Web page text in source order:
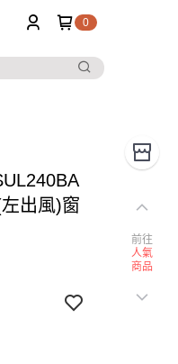
0
出風)窗
前往
人氣
商品